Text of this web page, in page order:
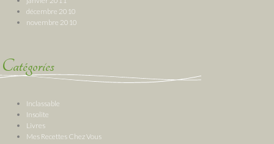
décembre 2010
novembre 2010
Catégories
Inclassable
Insolite
Livres
Mes Recettes Chez Vous